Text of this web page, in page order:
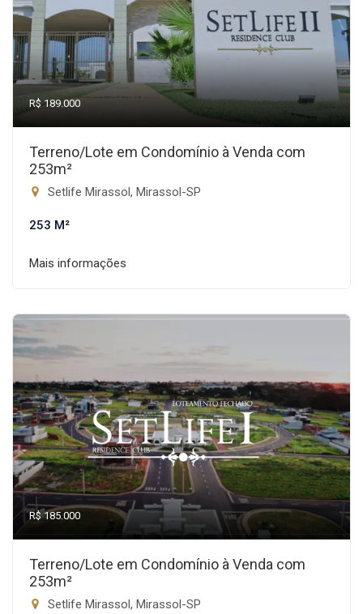
R$ 189.000
Terreno/Lote em Condomínio à Venda com
253m²
Setlife Mirassol, Mirassol-SP
253 M²
Mais informações
R$ 185.000
Terreno/Lote em Condomínio à Venda com
253m²
Setlife Mirassol, Mirassol-SP